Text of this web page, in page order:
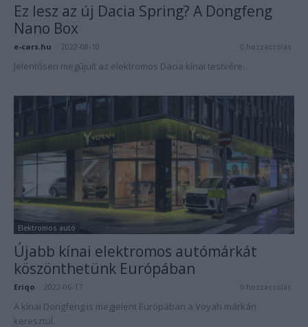
Ez lesz az új Dacia Spring? A Dongfeng
Nano Box
e-cars.hu 2022-08-10 0 hozzászólás
Jelentősen megújult az elektromos Dacia kínai testvére.
Elektromos autó
Újabb kínai elektromos autómárkát
köszönthetünk Európában
Eriqo 2022-06-17 0 hozzászólás
A kínai Dongfeng is megjelent Európában a Voyah márkán
keresztül.